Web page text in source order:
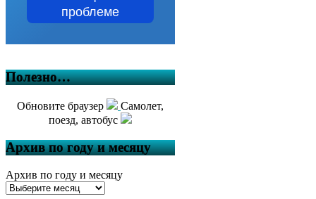
проблеме
Полезно…
Обновите браузер
Самолет,
поезд, автобус
Архив по году и месяцу
Архив по году и месяцу